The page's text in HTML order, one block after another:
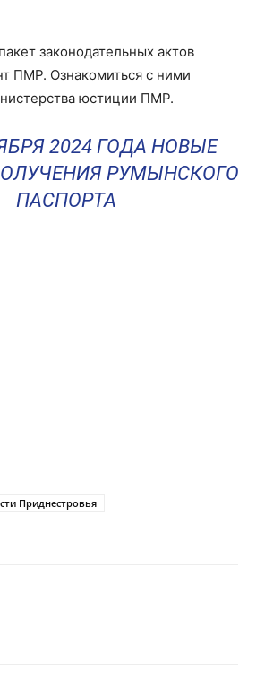
законодательных актов
ПМР. Ознакомиться с ними
юстиции ПМР.
2024 ГОДА НОВЫЕ
РУМЫНСКОГО
ПАСПОРТА
Приднестровья